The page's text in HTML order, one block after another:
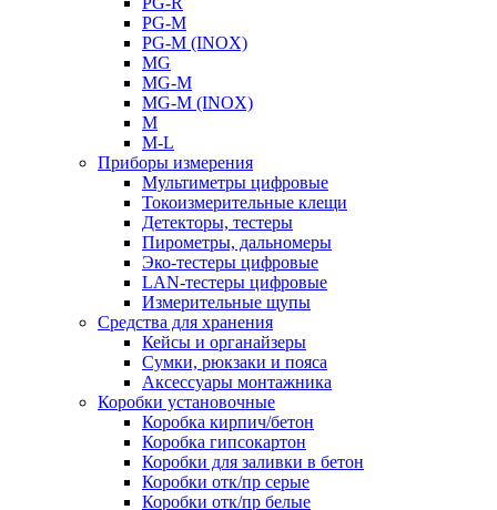
PG-M
PG-M (INOX)
MG
MG-M
MG-M (INOX)
M
M-L
Приборы измерения
Мультиметры цифровые
Токоизмерительные клещи
Детекторы, тестеры
Пирометры, дальномеры
Эко-тестеры цифровые
LAN-тестеры цифровые
Измерительные щупы
Средства для хранения
Кейсы и органайзеры
Сумки, рюкзаки и пояса
Аксессуары монтажника
Коробки установочные
Коробка кирпич/бетон
Коробка гипсокартон
Коробки для заливки в бетон
Коробки отк/пр серые
Коробки отк/пр белые